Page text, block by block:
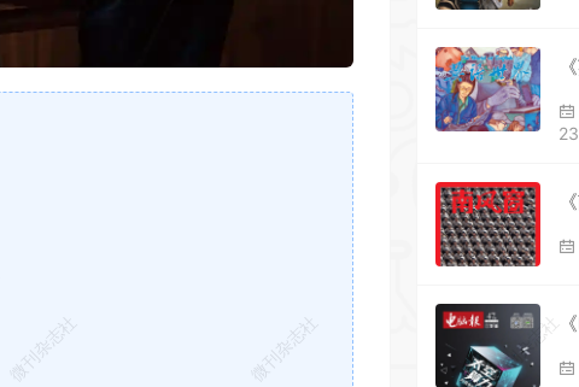
23
微刊杂志社 微刊杂志社 微刊杂志社